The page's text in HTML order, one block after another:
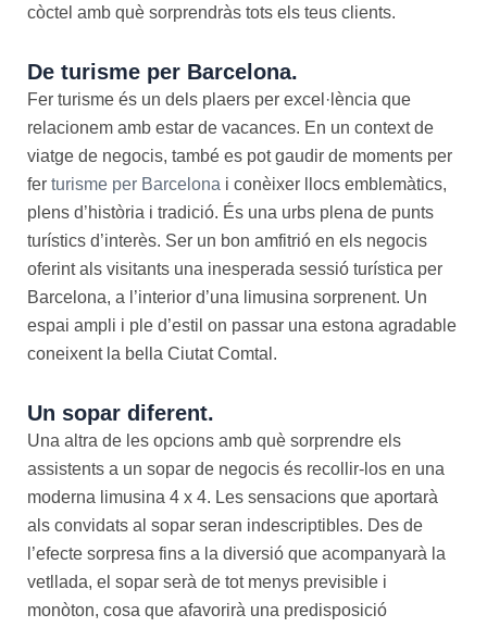
còctel amb què sorprendràs tots els teus clients.
De turisme per Barcelona.
Fer turisme és un dels plaers per excel·lència que
relacionem amb estar de vacances. En un context de
viatge de negocis, també es pot gaudir de moments per
fer turisme per Barcelona i conèixer llocs emblemàtics,
plens d’història i tradició. És una urbs plena de punts
turístics d’interès. Ser un bon amfitrió en els negocis
oferint als visitants una inesperada sessió turística per
Barcelona, a l’interior d’una limusina sorprenent. Un
espai ampli i ple d’estil on passar una estona agradable
coneixent la bella Ciutat Comtal.
Un sopar diferent.
Una altra de les opcions amb què sorprendre els
assistents a un sopar de negocis és recollir-los en una
moderna limusina 4 x 4. Les sensacions que aportarà
als convidats al sopar seran indescriptibles. Des de
l’efecte sorpresa fins a la diversió que acompanyarà la
vetllada, el sopar serà de tot menys previsible i
monòton, cosa que afavorirà una predisposició